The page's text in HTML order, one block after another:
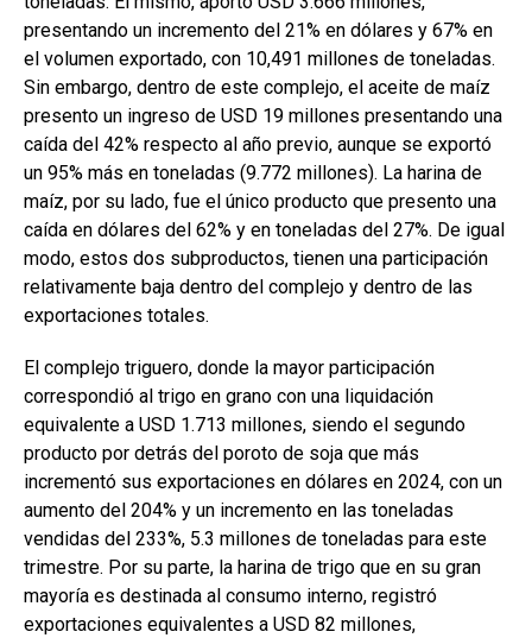
presentando un incremento del 21% en dólares y 67% en
el volumen exportado, con 10,491 millones de toneladas.
Sin embargo, dentro de este complejo, el aceite de maíz
presento un ingreso de USD 19 millones presentando una
caída del 42% respecto al año previo, aunque se exportó
un 95% más en toneladas (9.772 millones). La harina de
maíz, por su lado, fue el único producto que presento una
caída en dólares del 62% y en toneladas del 27%. De igual
modo, estos dos subproductos, tienen una participación
relativamente baja dentro del complejo y dentro de las
exportaciones totales.
El complejo triguero, donde la mayor participación
correspondió al trigo en grano con una liquidación
equivalente a USD 1.713 millones, siendo el segundo
producto por detrás del poroto de soja que más
incrementó sus exportaciones en dólares en 2024, con un
aumento del 204% y un incremento en las toneladas
vendidas del 233%, 5.3 millones de toneladas para este
trimestre. Por su parte, la harina de trigo que en su gran
mayoría es destinada al consumo interno, registró
exportaciones equivalentes a USD 82 millones,